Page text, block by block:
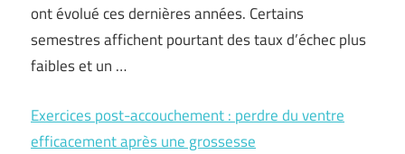
ont évolué ces dernières années. Certains
semestres affichent pourtant des taux d’échec plus
faibles et un …
Exercices post-accouchement : perdre du ventre
efficacement après une grossesse